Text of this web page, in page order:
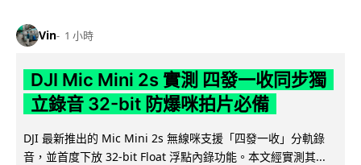
Vin 1 小時
DJI Mic Mini 2s 實測 四發一收同步獨
立錄音 32-bit 防爆咪拍片必備
DJI 最新推出的 Mic Mini 2s 無線咪支援「四發一收」分軌錄
音，並首度下放 32-bit Float 浮點內錄功能。本文經實測其...